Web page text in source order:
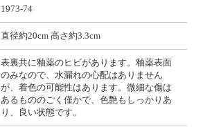
1973-74
直径約20cm 高さ約3.3cm
表裏共に釉薬のヒビがあります。釉薬表面
のみなので、水漏れの心配はありません
が、着色の可能性はあります。微細な傷は
あるもののごく僅かで、色艶もしっかりあ
り、良い状態です。